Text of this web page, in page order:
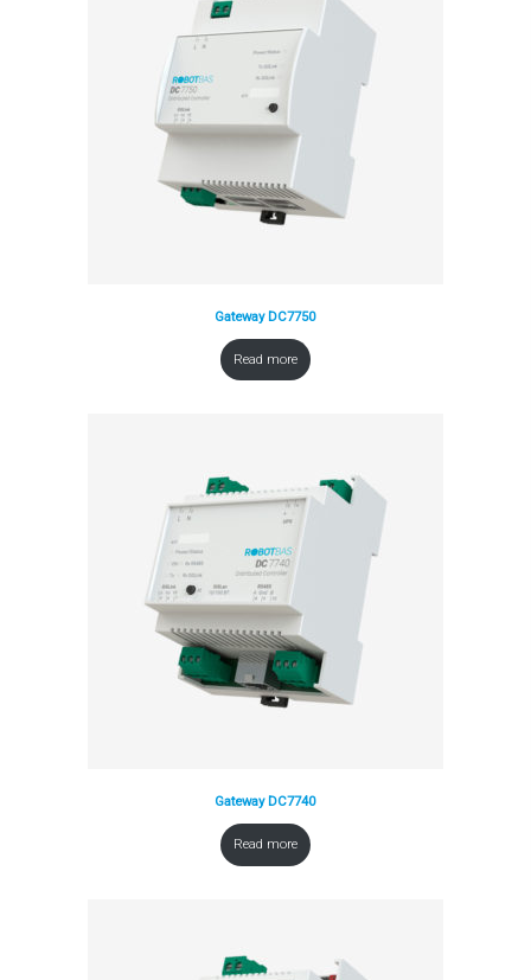
Gateway DC7750
Read more
Gateway DC7740
Read more